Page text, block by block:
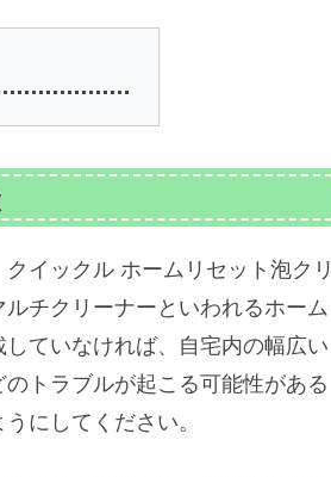
イックル ホームリセット泡クリ
チクリーナーといわれるホーム
ていなければ、自宅内の幅広い
トラブルが起こる可能性がある
にしてください。